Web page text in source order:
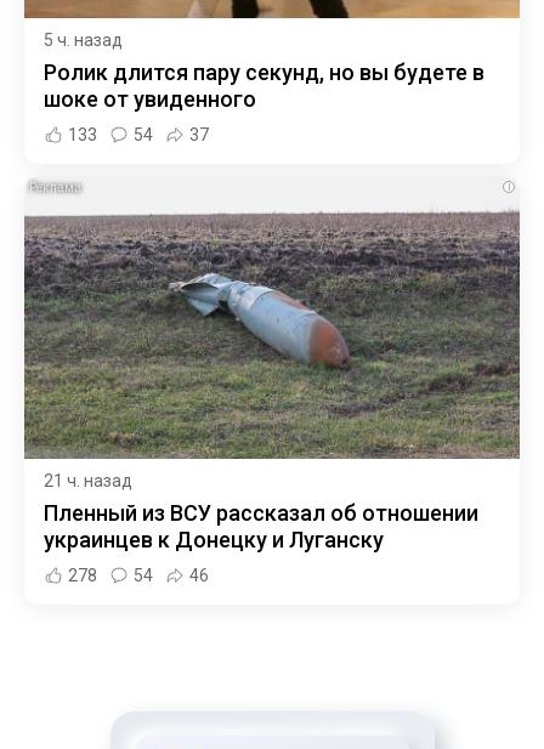
5 ч. назад
Ролик длится пару секунд, но вы будете в
шоке от увиденного
133 54 37
i
21 ч. назад
Пленный из ВСУ рассказал об отношении
украинцев к Донецку и Луганску
278 54 46